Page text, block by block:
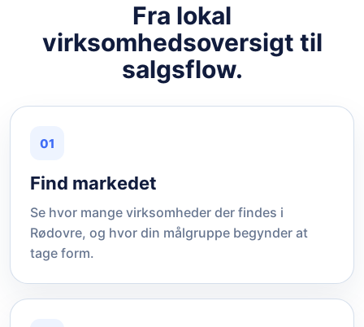
Fra lokal
virksomhedsoversigt til
salgsflow.
01
Find markedet
Se hvor mange virksomheder der findes i
Rødovre, og hvor din målgruppe begynder at
tage form.